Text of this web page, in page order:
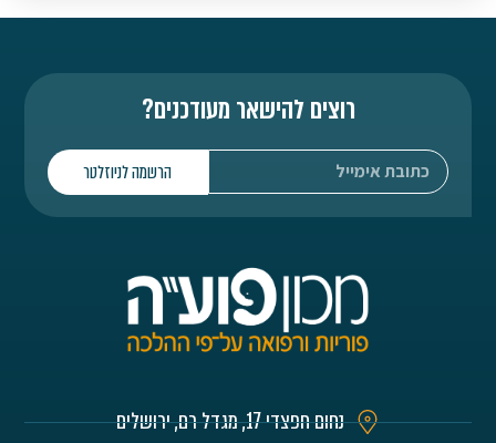
רוצים להישאר מעודכנים?
הרשמה לניוזלטר
נחום חפצדי 17, מגדל רם, ירושלים